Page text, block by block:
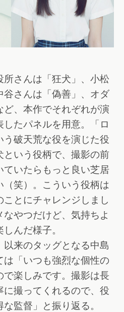
所さんは「狂犬」、小松
谷さんは「偽善」、オダ
ど、本作でそれぞれが演
したパネルを用意。「ロ
う破天荒な役を演じた役
という役柄で、撮影の前
ていたらもっと良い芝居
（笑）。こういう役柄は
とにチャレンジしまし
やつだけど、気持ちよ
んだ様子。
以来のタッグとなる中島
は「いつも強烈な個性の
で楽しみです。撮影は長
に撮ってくれるので、役
監督」と振り返る。